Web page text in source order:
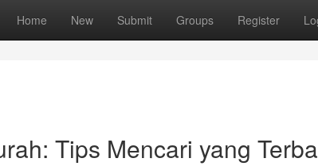
Home New Submit Groups Register
Tips Mencari yang